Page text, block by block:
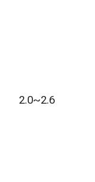
2.0~2.6